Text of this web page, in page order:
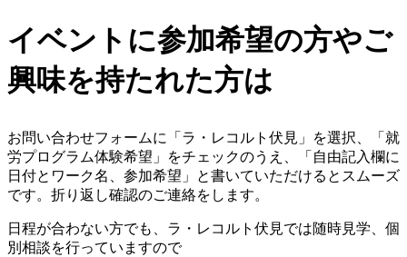
イベントに参加希望の方やご
興味を持たれた方は
お問い合わせフォームに「ラ・レコルト伏見」を選択、「就
労プログラム体験希望」をチェックのうえ、「自由記入欄に
日付とワーク名、参加希望」と書いていただけるとスムーズ
です。折り返し確認のご連絡をします。
日程が合わない方でも、ラ・レコルト伏見では随時見学、個
別相談を行っていますので